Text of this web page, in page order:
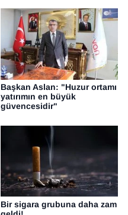
Başkan Aslan: "Huzur ortamı
yatırımın en büyük
güvencesidir"
Bir sigara grubuna daha zam